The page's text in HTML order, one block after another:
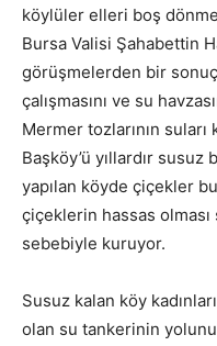
köylüler elleri boş
Bursa Valisi Şahabettin
görüşmelerden bir
çalışmasını ve su
Mermer tozlarının
Başköy’ü yıllardır susuz
yapılan köyde çiçekler
çiçeklerin hassas
sebebiyle kuruyor.
Susuz kalan köy
olan su tankerinin